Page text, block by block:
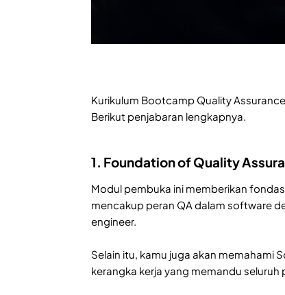
Kurikulum Bootcamp Quality
Berikut penjabaran lengkapnya.
1. Foundation of Quality
Modul pembuka ini memberikan
mencakup peran QA dalam software
engineer.
Selain itu, kamu juga akan memahami
kerangka kerja yang memandu seluruh